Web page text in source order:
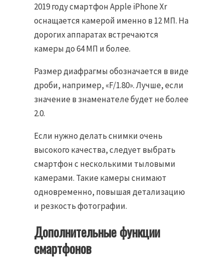
2019 году смартфон Apple iPhone Xr
оснащается камерой именно в 12 МП. На
дорогих аппаратах встречаются
камеры до 64 МП и более.
Размер диафрагмы обозначается в виде
дроби, например, «F/1.80». Лучше, если
значение в знаменателе будет не более
2.0.
Если нужно делать снимки очень
высокого качества, следует выбрать
смартфон с несколькими тыловыми
камерами. Такие камеры снимают
одновременно, повышая детализацию
и резкость фотографии.
Дополнительные функции
смартфонов